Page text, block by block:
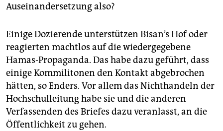
Auseinandersetzung also?
Einige Dozierende unterstützen Bisan’s Hof oder
reagierten machtlos auf die wiedergegebene
Hamas-Propaganda. Das habe dazu geführt, dass
einige Kommilitonen den Kontakt abgebrochen
hätten, so Enders. Vor allem das Nichthandeln der
Hochschulleitung habe sie und die anderen
Verfassenden des Briefes dazu veranlasst, an die
Öffentlichkeit zu gehen.